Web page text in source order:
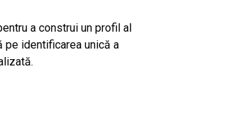
a construi un profil al
pe identificarea unică a